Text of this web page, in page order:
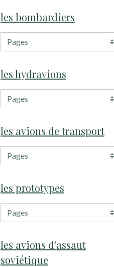
les bombardiers
les hydravions
les avions de transport
les prototypes
les avions d'assaut
soviétique